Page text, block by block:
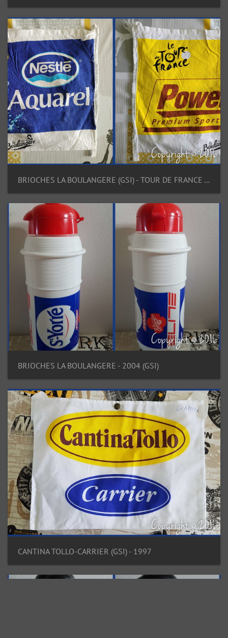
BRIOCHES LA BOULANGERE (GSI) - TOUR DE FRANCE - 2003
BRIOCHES LA BOULANGERE - 2004 (GSI)
CANTINA TOLLO-CARRIER (GSI) - 1997